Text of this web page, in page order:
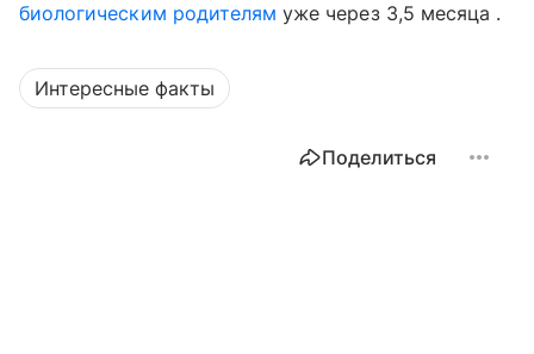
биологическим родителям уже через 3,5 месяца .
Интересные факты
Поделиться